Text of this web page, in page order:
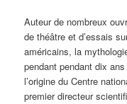
Auteur de nombreux
de théâtre et d’essais
américains, la
pendant pendant dix
l’origine du Centre
premier directeur